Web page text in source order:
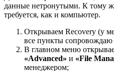
данные нетронутыми. К тому
требуется, как и компьютер.
Открываем Recovery (у
все пункты сопровождаю
В главном меню
«Advanced» и «File
менеджером;